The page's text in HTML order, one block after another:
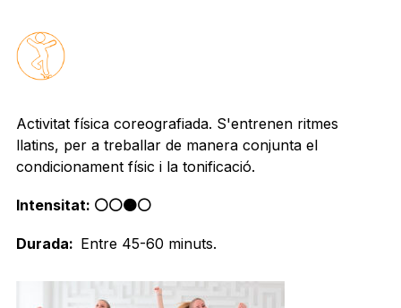
Activitat física coreografiada. S'entrenen ritmes
llatins, per a treballar de manera conjunta el
condicionament físic i la tonificació.
Intensitat: ⚪️⚪️🟠⚪️
Durada: Entre 45-60 minuts.